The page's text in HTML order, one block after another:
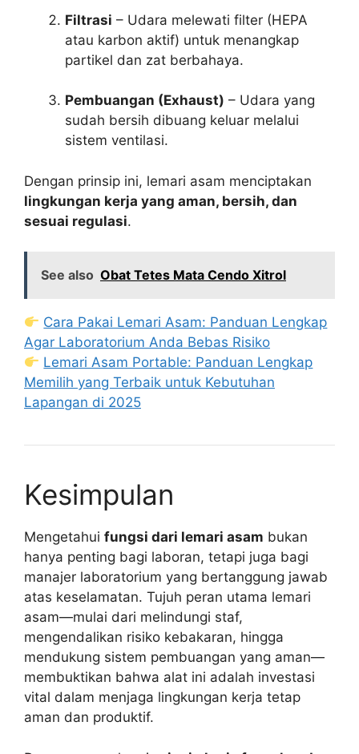
Filtrasi – Udara melewati filter (HEPA
atau karbon aktif) untuk menangkap
partikel dan zat berbahaya.
Pembuangan (Exhaust) – Udara yang
sudah bersih dibuang keluar melalui
sistem ventilasi.
Dengan prinsip ini, lemari asam menciptakan
lingkungan kerja yang aman, bersih, dan
sesuai regulasi.
See also Obat Tetes Mata Cendo Xitrol
Cara Pakai Lemari Asam: Panduan Lengkap
Agar Laboratorium Anda Bebas Risiko
Lemari Asam Portable: Panduan Lengkap
Memilih yang Terbaik untuk Kebutuhan
Lapangan di 2025
Kesimpulan
Mengetahui fungsi dari lemari asam bukan
hanya penting bagi laboran, tetapi juga bagi
manajer laboratorium yang bertanggung jawab
atas keselamatan. Tujuh peran utama lemari
asam—mulai dari melindungi staf,
mengendalikan risiko kebakaran, hingga
mendukung sistem pembuangan yang aman—
membuktikan bahwa alat ini adalah investasi
vital dalam menjaga lingkungan kerja tetap
aman dan produktif.